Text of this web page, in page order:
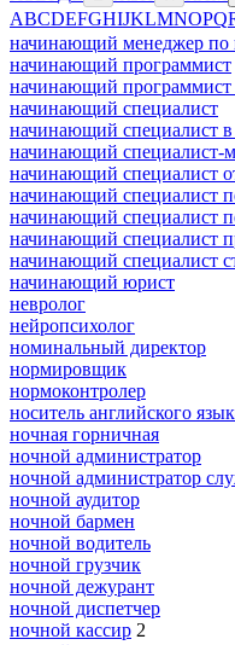
ABCDEFGHIJKLMNOPQ
начинающий менеджер по
начинающий программист
начинающий
начинающий специалист
начинающий специалист
начинающий специалист-
начинающий специалист
начинающий специалист
начинающий специалист
начинающий специалист
начинающий специалист
начинающий юрист
невролог
нейропсихолог
номинальный директор
нормировщик
нормоконтролер
носитель английского
ночная горничная
ночной администратор
ночной администратор
ночной аудитор
ночной бармен
ночной водитель
ночной грузчик
ночной дежурант
ночной диспетчер
ночной кассир 2